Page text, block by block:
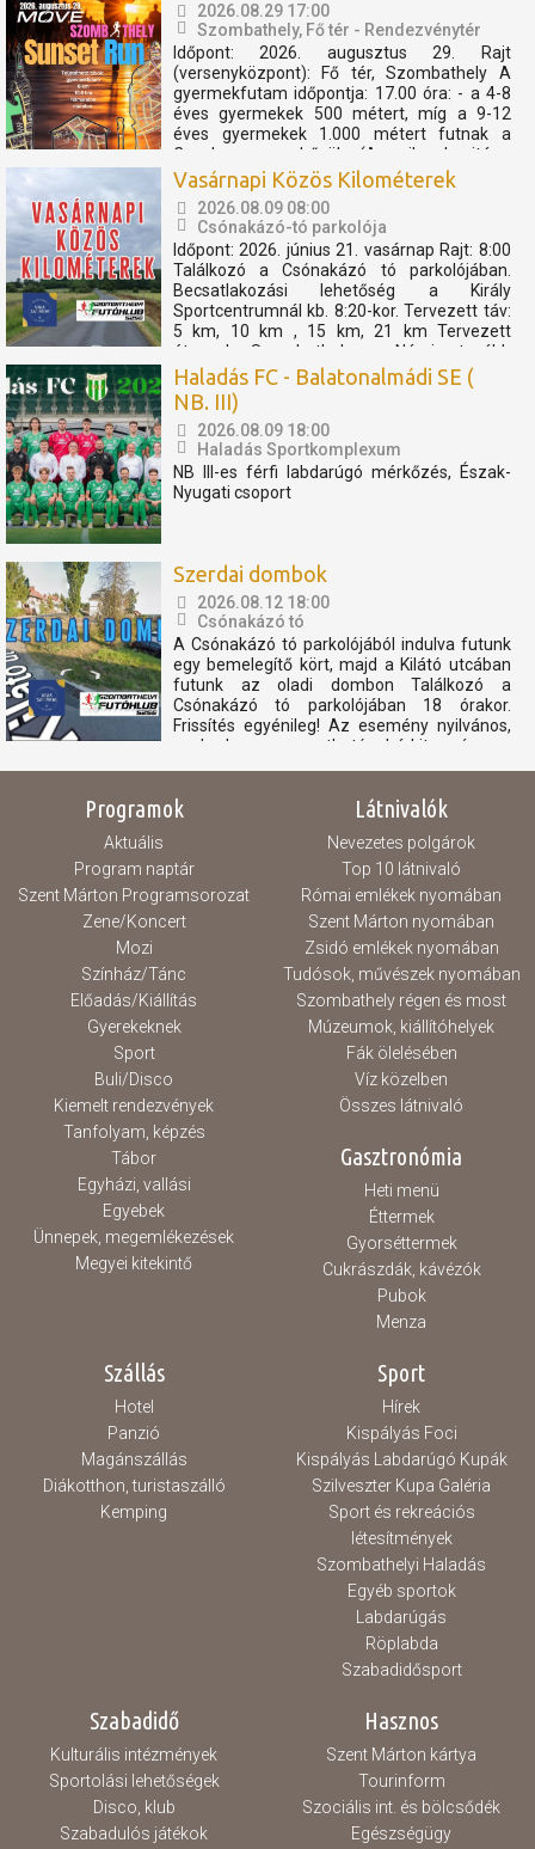
2026.08.29 17:00
Szombathely, Fő tér - Rendezvénytér
Időpont: 2026. augusztus 29. Rajt
(versenyközpont): Fő tér, Szombathely A
gyermekfutam időpontja: 17.00 óra: - a 4-8
éves gyermekek 500 métert, míg a 9-12
éves gyermekek 1.000 métert futnak a
Cosplay szuperhősök (Amerika kapitány,
Thor, Pókember, Venom) műsorát, és a velük
való közös bemelegítést követően....
Vasárnapi Közös Kilométerek
2026.08.09 08:00
Csónakázó-tó parkolója
Időpont: 2026. június 21. vasárnap Rajt: 8:00
Találkozó a Csónakázó tó parkolójában.
Becsatlakozási lehetőség a Király
Sportcentrumnál kb. 8:20-kor. Tervezett táv:
5 km, 10 km , 15 km, 21 km Tervezett
útvonal: Szombathely - Nárai -tovább
Pornóapáti felé, féltávnál fordulással. A
rövidebb távok féltávnál...
Haladás FC - Balatonalmádi SE (
NB. III)
2026.08.09 18:00
Haladás Sportkomplexum
NB III-es férfi labdarúgó mérkőzés, Észak-
Nyugati csoport
Szerdai dombok
2026.08.12 18:00
Csónakázó tó
A Csónakázó tó parkolójából indulva futunk
egy bemelegítő kört, majd a Kilátó utcában
futunk az oladi dombon Találkozó a
Csónakázó tó parkolójában 18 órakor.
Frissítés egyénileg! Az esemény nyilvános,
szabadon megosztható, bárkit szívesen
Programok
Aktuális
Program naptár
Szent Márton Programsorozat
Zene/Koncert
Mozi
Színház/Tánc
Előadás/Kiállítás
Gyerekeknek
Sport
Buli/Disco
Kiemelt rendezvények
Tanfolyam, képzés
Tábor
Egyházi, vallási
Egyebek
Ünnepek, megemlékezések
Megyei kitekintő
Látnivalók
Nevezetes polgárok
Top 10 látnivaló
Római emlékek nyomában
Szent Márton nyomában
Zsidó emlékek nyomában
Tudósok, művészek nyomában
Szombathely régen és most
Múzeumok, kiállítóhelyek
Fák ölelésében
Víz közelben
Összes látnivaló
Gasztronómia
Heti menü
Éttermek
Gyorséttermek
Cukrászdák, kávézók
Pubok
Menza
Szállás
Hotel
Panzió
Magánszállás
Diákotthon, turistaszálló
Kemping
Sport
Hírek
Kispályás Foci
Kispályás Labdarúgó Kupák
Szilveszter Kupa Galéria
Sport és rekreációs
létesítmények
Szombathelyi Haladás
Egyéb sportok
Labdarúgás
Röplabda
Szabadidősport
Szabadidő
Kulturális intézmények
Sportolási lehetőségek
Disco, klub
Szabadulós játékok
Hasznos
Szent Márton kártya
Tourinform
Szociális int. és bölcsődék
Egészségügy